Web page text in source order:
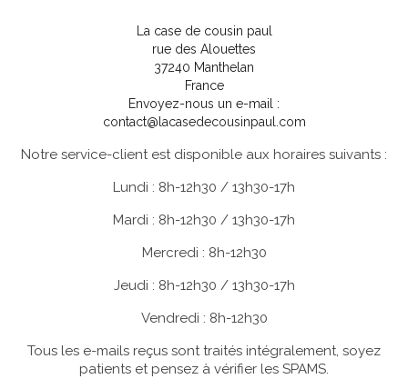
La case de cousin paul
rue des Alouettes
37240 Manthelan
France
Envoyez-nous un e-mail :
contact@lacasedecousinpaul.com
Notre service-client est disponible aux horaires suivants :
Lundi : 8h-12h30 / 13h30-17h
Mardi : 8h-12h30 / 13h30-17h
Mercredi : 8h-12h30
Jeudi : 8h-12h30 / 13h30-17h
Vendredi : 8h-12h30
Tous les e-mails reçus sont traités intégralement, soyez
patients et pensez à vérifier les SPAMS.